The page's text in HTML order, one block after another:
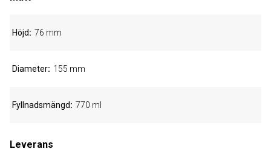
Höjd 76 mm
Diameter 155 mm
Fyllnadsmängd 770 ml
Leverans